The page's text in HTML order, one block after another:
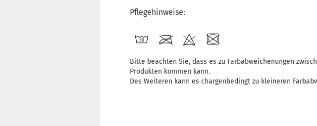
Pflegehinweise:
Bitte beachten Sie, dass es zu Farbabweichenungen
Produkten kommen kann.
Des Weiteren kann es chargenbedingt zu kleineren